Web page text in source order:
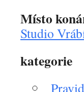
Místo
Studio
kategorie